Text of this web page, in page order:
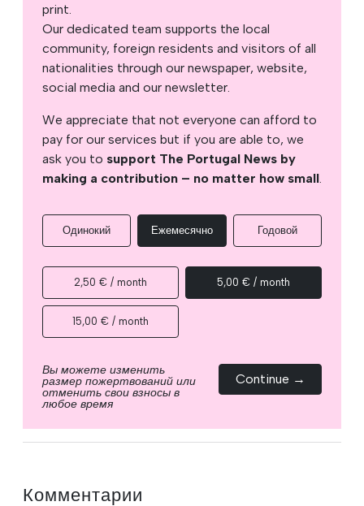
print.
Our dedicated team supports the local
community, foreign residents and visitors of all
nationalities through our newspaper, website,
social media and our newsletter.
We appreciate that not everyone can afford to
pay for our services but if you are able to, we
ask you to support The Portugal News by
making a contribution – no matter how small.
Одинокий Ежемесячно Годовой
2,50 € / month 5,00 € / month
15,00 € / month
Вы можете изменить
размер пожертвований или
отменить свои взносы в
любое время
Continue →
Комментарии